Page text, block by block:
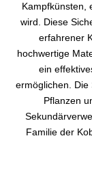
Kampfkünsten,
wird. Diese
erfahrener
hochwertige
ein
ermöglichen. Die
Pflanzen
Familie der